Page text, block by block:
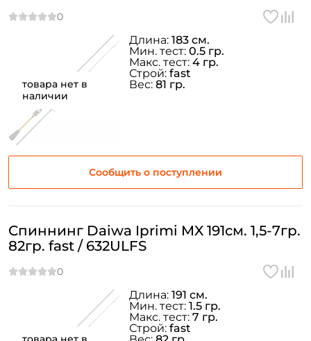
товара нет в
наличии
Сообщить о поступлении
Длина: 183 см.
Мин. тест: 0.5 гр.
Макс. тест: 4 гр.
Строй: fast
Вес: 81 гр.
Спиннинг Daiwa Iprimi MX 191см. 1,5-7гр.
82гр. fast / 632ULFS
Длина: 191 см.
Мин. тест: 1.5 гр.
Макс. тест: 7 гр.
Строй: fast
Создать аккаунт
ФИО: *
Номер телефона: *